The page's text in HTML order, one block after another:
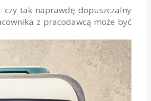
czy tak naprawdę dopuszczalny
z pracodawcą może być